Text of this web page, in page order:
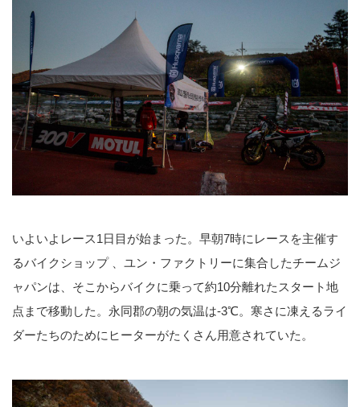
いよいよレース1日目が始まった。早朝7時にレースを主催す
るバイクショップ 、ユン・ファクトリーに集合したチームジ
ャパンは、そこからバイクに乗って約10分離れたスタート地
点まで移動した。永同郡の朝の気温は-3℃。寒さに凍えるライ
ダーたちのためにヒーターがたくさん用意されていた。